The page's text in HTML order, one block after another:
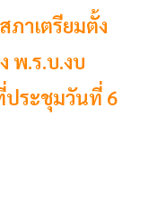
าเตรียมตั้ง
พ.ร.บ.งบ
ประชุมวันที่ 6